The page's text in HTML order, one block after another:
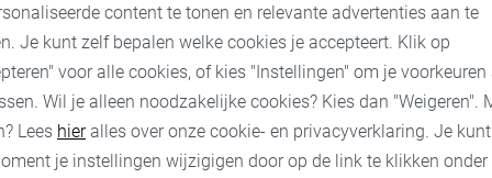
content te tonen en relevante advertenties aan te
Je kunt zelf bepalen welke cookies je accepteert. Klik op
voor alle cookies, of kies "Instellingen" om je voorkeuren
Wil je alleen noodzakelijke cookies? Kies dan "Weigeren".
Lees hieralles over onze cookie- en privacyverklaring. Je
je instellingen wijzigigen door op de link te klikken onder